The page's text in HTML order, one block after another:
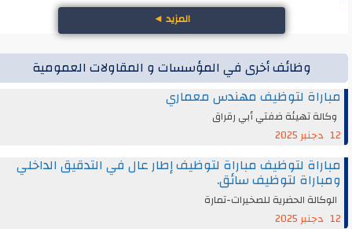
المزيد◄
وظائف أخرى في المؤسسات و المقاولات العمومية
مباراة لتوظيف مهندس معماري
وكالة تهيئة ضفتي أبي رقراق
12 دجنبر 2025
مباراة لتوظيف مباراة لتوظيف إطار عال في التدقيق الداخلي
ومباراة لتوظيف سائق.
الوكالة الحضرية للصخيرات-تمارة
12 دجنبر 2025